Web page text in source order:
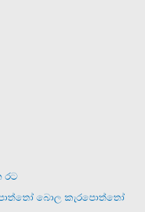
රට
බොල කැරපොත්තෝ